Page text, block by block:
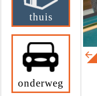
thuis
onderweg